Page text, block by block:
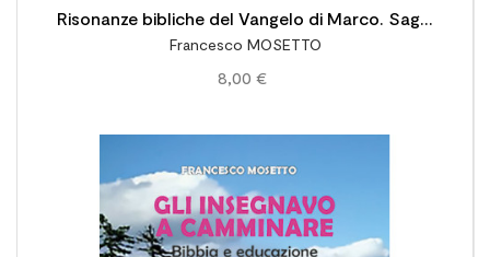
Risonanze bibliche del Vangelo di Marco. Saggi
di esegesi canonica
Francesco MOSETTO
8,00 €